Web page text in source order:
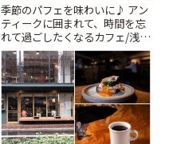
季節のパフェを味わいに♪ アン
ティークに囲まれて、時間を忘
れて過ごしたくなるカフェ/浅草
「annorum cafe」 | ことりっぷ